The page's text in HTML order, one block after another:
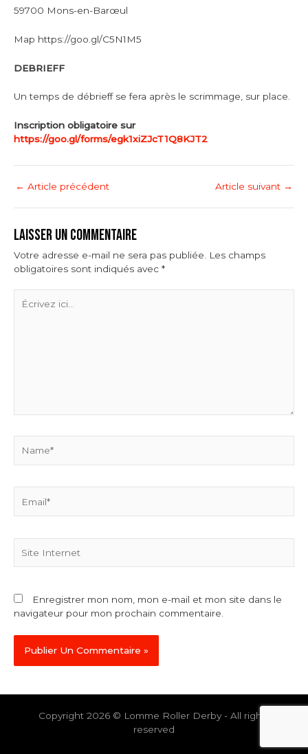
59700 Mons-en-Barœul
Map https://goo.gl/C5N1M5
DEBRIEFF
Un temps de débrieff se fera après le scrimmage, sur place.
Inscription obligatoire sur
https://goo.gl/forms/egk1xiZJcT1Q8KJT2
← Article précédent Article suivant →
LAISSER UN COMMENTAIRE
Votre adresse e-mail ne sera pas publiée.
Les champs
obligatoires sont indiqués avec *
ici…
Internet
Enregistrer mon nom, mon e-mail et mon site dans le
navigateur pour mon prochain commentaire.
Copyright 2026 © Lomme Roller Derby - All rights
reserved